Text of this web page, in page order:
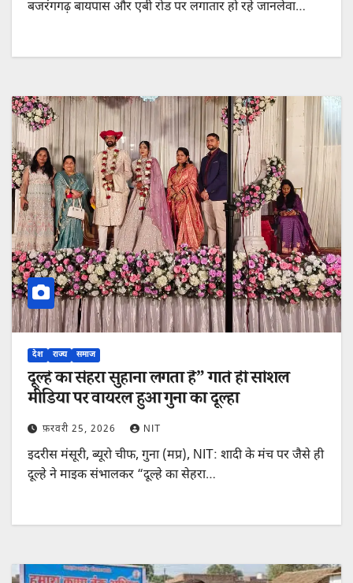
बजरंगगढ़ बायपास और एबी रोड पर लगातार हो रहे जानलेवा…
देश राज्य समाज
दूल्हे का सेहरा सुहाना लगता है” गाते ही सोशल
मीडिया पर वायरल हुआ गुना का दूल्हा
फ़रवरी 25, 2026 NIT
इदरीस मंसूरी, ब्यूरो चीफ, गुना (मप्र), NIT: शादी के मंच पर जैसे ही
दूल्हे ने माइक संभालकर “दूल्हे का सेहरा…